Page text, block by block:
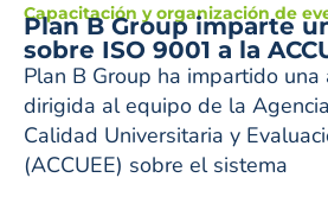
Capacitación y organización de
Plan B Group imparte
sobre ISO 9001 a la
Plan B Group ha impartido una
dirigida al equipo de la
Calidad Universitaria y
(ACCUEE) sobre el sistema